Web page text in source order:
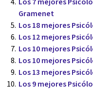
Gramenet
Los 18 mejores
Los 12 mejores
Los 10 mejores
Los 10 mejores
Los 13 mejores
Los 9 mejores